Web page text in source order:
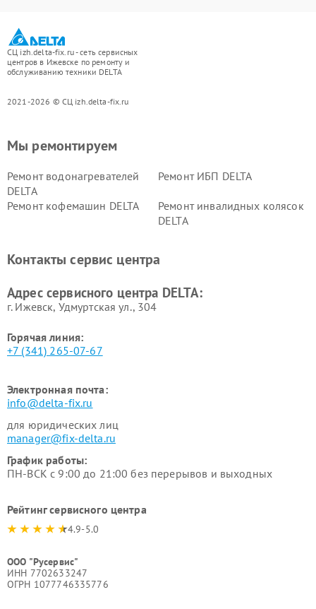
СЦ izh.delta-fix.ru - сеть сервисных
центров в Ижевске по ремонту и
обслуживанию техники DELTA
2021-2026 © СЦ izh.delta-fix.ru
Мы ремонтируем
Ремонт водонагревателей
DELTA
Ремонт ИБП DELTA
Ремонт кофемашин DELTA
Ремонт инвалидных колясок
DELTA
Контакты сервис центра
Адрес сервисного центра DELTA:
г. Ижевск, Удмуртская ул., 304
Горячая линия:
+7 (341) 265-07-67
Электронная почта:
info@delta-fix.ru
для юридических лиц
manager@fix-delta.ru
График работы:
ПН-ВСК с 9:00 до 21:00 без перерывов и выходных
Рейтинг сервисного центра
4.9-5.0
ООО "Русервис"
ИНН 7702633247
ОГРН 1077746335776